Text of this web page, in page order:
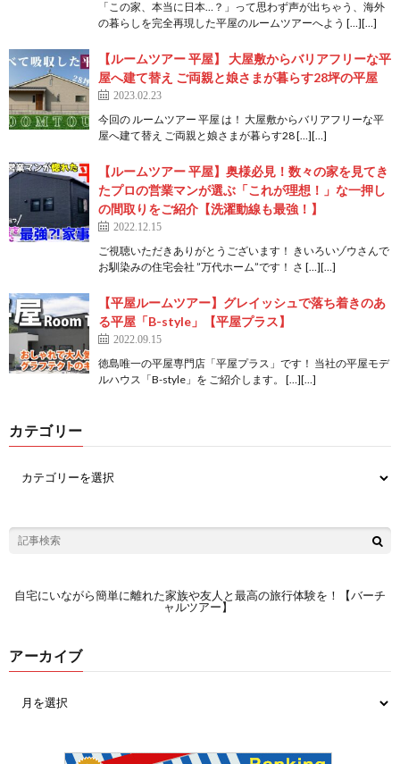
「この家、本当に日本…？」って思わず声が出ちゃう、海外
の暮らしを完全再現した平屋のルームツアーへよう […][…]
【ルームツアー 平屋】 大屋敷からバリアフリーな平
屋へ建て替え ご両親と娘さまが暮らす28坪の平屋
2023.02.23
今回の ルームツアー 平屋 は！ 大屋敷からバリアフリーな平
屋へ建て替え ご両親と娘さまが暮らす28 […][…]
【ルームツアー 平屋】奥様必見！数々の家を見てき
たプロの営業マンが選ぶ「これが理想！」な一押し
の間取りをご紹介【洗濯動線も最強！】
2022.12.15
ご視聴いただきありがとうございます！ きいろいゾウさんで
お馴染みの住宅会社 ”万代ホーム”です！ さ […][…]
【平屋ルームツアー】グレイッシュで落ち着きのあ
る平屋「B-style」【平屋プラス】
2022.09.15
徳島唯一の平屋専門店「平屋プラス」です！ 当社の平屋モデ
ルハウス「B-style」を ご紹介します。 […][…]
カテゴリー
自宅にいながら簡単に離れた家族や友人と最高の旅行体験を！【バーチ
ャルツアー】
アーカイブ